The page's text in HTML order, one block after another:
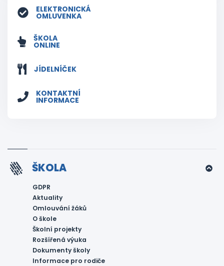
ELEKTRONICKÁ
OMLUVENKA
ŠKOLA
ONLINE
JÍDELNÍČEK
KONTAKTNÍ
INFORMACE
ŠKOLA
GDPR
Aktuality
Omlouvání žáků
O škole
Školní projekty
Rozšířená výuka
Dokumenty školy
Informace pro rodiče